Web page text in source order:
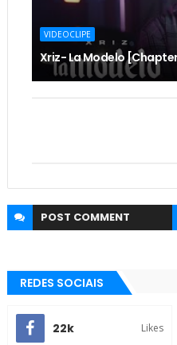
VIDEOCLIPE
Xriz- La Modelo
POST COMMENT
REDES SOCIAIS
22k Likes